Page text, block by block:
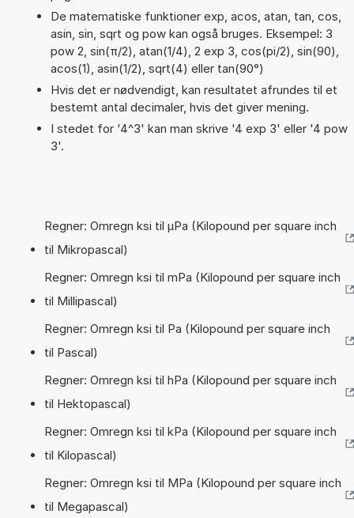
De matematiske funktioner exp, acos, atan, tan, cos,
asin, sin, sqrt og pow kan også bruges. Eksempel: 3
pow 2, sin(π/2), atan(1/4), 2 exp 3, cos(pi/2), sin(90),
acos(1), asin(1/2), sqrt(4) eller tan(90°)
Hvis det er nødvendigt, kan resultatet afrundes til et
bestemt antal decimaler, hvis det giver mening.
I stedet for '4^3' kan man skrive '4 exp 3' eller '4 pow
3'.
Regner: Omregn ksi til µPa (Kilopound per square inch
til Mikropascal)
Regner: Omregn ksi til mPa (Kilopound per square inch
til Millipascal)
Regner: Omregn ksi til Pa (Kilopound per square inch
til Pascal)
Regner: Omregn ksi til hPa (Kilopound per square inch
til Hektopascal)
Regner: Omregn ksi til kPa (Kilopound per square inch
til Kilopascal)
Regner: Omregn ksi til MPa (Kilopound per square inch
til Megapascal)